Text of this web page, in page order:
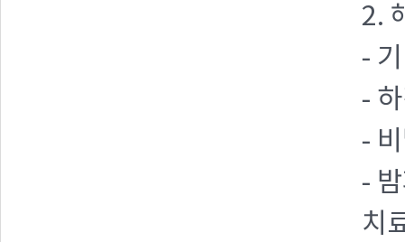
2.
-
-
-
-
치